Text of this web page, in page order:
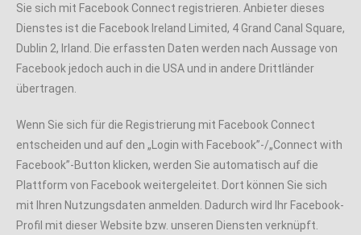
Sie sich mit Facebook Connect registrieren. Anbieter dieses
Dienstes ist die Facebook Ireland Limited, 4 Grand Canal Square,
Dublin 2, Irland. Die erfassten Daten werden nach Aussage von
Facebook jedoch auch in die USA und in andere Drittländer
übertragen.
Wenn Sie sich für die Registrierung mit Facebook Connect
entscheiden und auf den „Login with Facebook”-/„Connect with
Facebook”-Button klicken, werden Sie automatisch auf die
Plattform von Facebook weitergeleitet. Dort können Sie sich
mit Ihren Nutzungsdaten anmelden. Dadurch wird Ihr Facebook-
Profil mit dieser Website bzw. unseren Diensten verknüpft.